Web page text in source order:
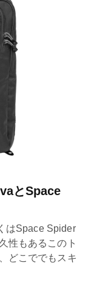
とSpace
はSpace Spider
性もあるこのト
どこででもスキ